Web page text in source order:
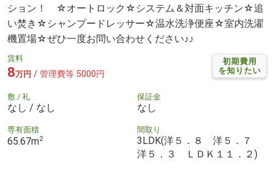
ション！ ☆オートロック☆システム＆対面キッチン☆追
い焚き☆シャンプードレッサー☆温水洗浄便座☆室内洗濯
機置場☆ぜひ一度お問い合わせください♪♪
初期費用
を知りたい
賃料
8万円 / 管理費等 5000円
敷 / 礼
なし / なし
保証金
なし
専有面積
65.67m2
間取り
3LDK(洋５．８ 洋５．７
洋５．３ ＬＤＫ１１．２)